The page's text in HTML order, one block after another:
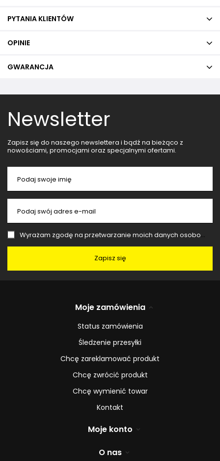
PYTANIA KLIENTÓW
OPINIE
GWARANCJA
Newsletter
Zapisz się do naszego newslettera i bądź na bieżąco z
nowościami, promocjami oraz specjalnymi ofertami.
Podaj swoje imię
Podaj swój adres e-mail
Wyrażam zgodę na przetwarzanie moich danych osobowych (adres e-mail) na potrzeby wysyłki newslettera z informacją handlową (marketing). Więcej w
Zapisz się
Moje zamówienia
Status zamówienia
Śledzenie przesyłki
Chcę zareklamować produkt
Chcę zwrócić produkt
Chcę wymienić towar
Kontakt
Moje konto
O nas